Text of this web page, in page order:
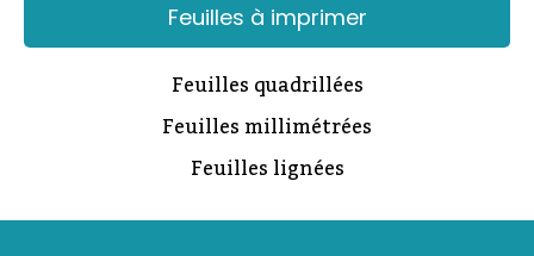
Feuilles à imprimer
Feuilles quadrillées
Feuilles millimétrées
Feuilles lignées